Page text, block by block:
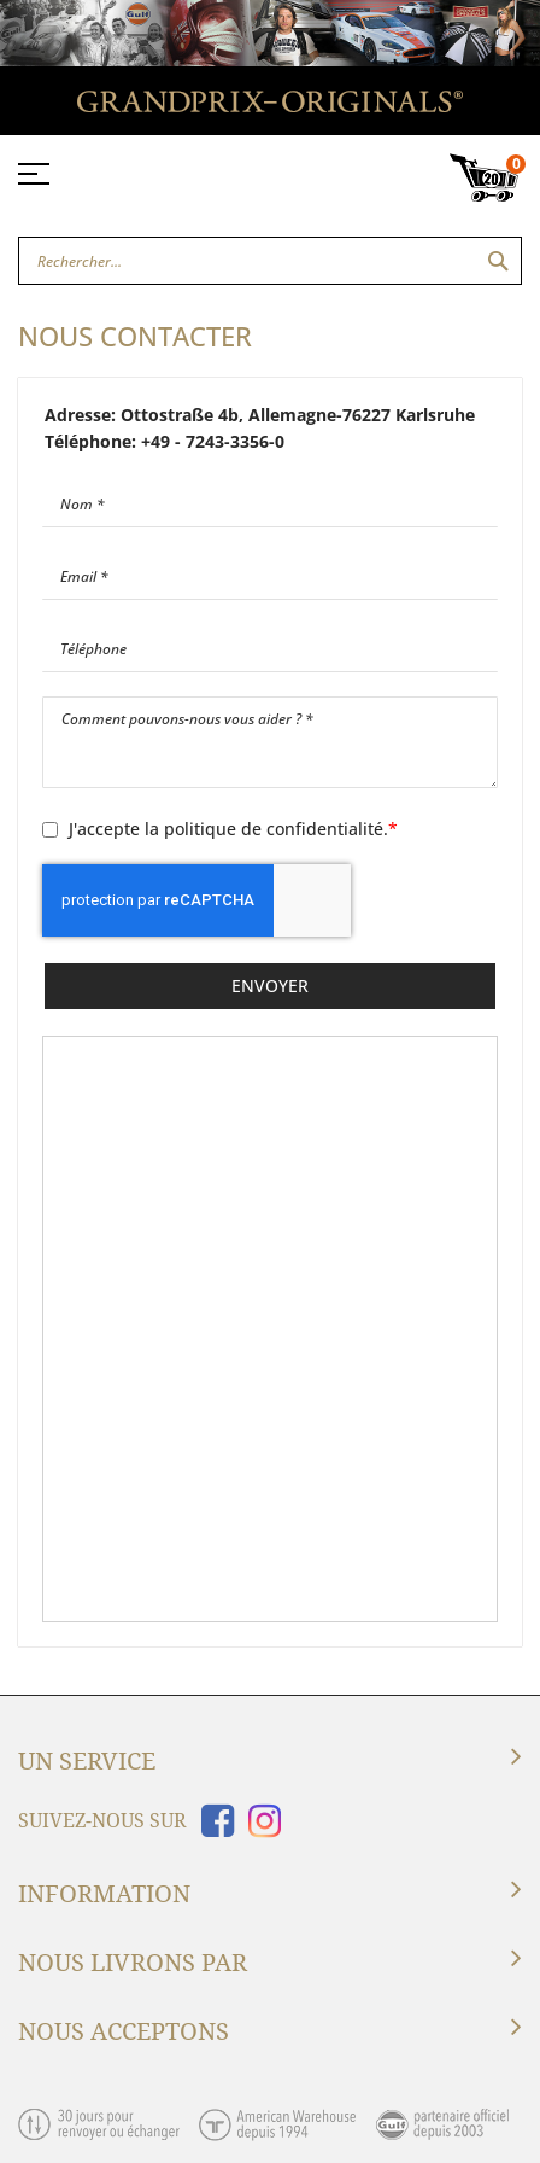
0
NOUS CONTACTER
Adresse: Ottostraße 4b, Allemagne-76227 Karlsruhe
Téléphone: +49 - 7243-3356-0
J'accepte la politique de confidentialité.
ENVOYER
UN SERVICE
SUIVEZ-NOUS SUR
INFORMATION
NOUS LIVRONS PAR
NOUS ACCEPTONS